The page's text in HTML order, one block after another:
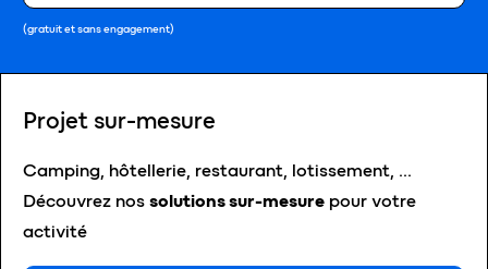
(gratuit et sans engagement)
Projet sur-mesure
Camping, hôtellerie, restaurant, lotissement, …
Découvrez nos solutions sur-mesure pour votre
activité